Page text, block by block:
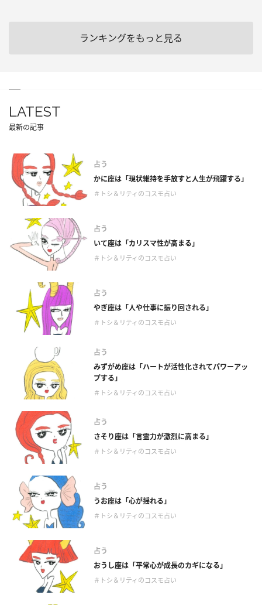
ランキングをもっと見る
LATEST
最新の記事
占う
かに座は「現状維持を手放すと人生が飛躍する」
＃トシ＆リティのコスモ占い
占う
いて座は「カリスマ性が高まる」
＃トシ＆リティのコスモ占い
占う
やぎ座は「人や仕事に振り回される」
＃トシ＆リティのコスモ占い
占う
みずがめ座は「ハートが活性化されてパワーアッ
プする」
＃トシ＆リティのコスモ占い
占う
さそり座は「言霊力が激烈に高まる」
＃トシ＆リティのコスモ占い
占う
うお座は「心が揺れる」
＃トシ＆リティのコスモ占い
占う
おうし座は「平常心が成長のカギになる」
＃トシ＆リティのコスモ占い